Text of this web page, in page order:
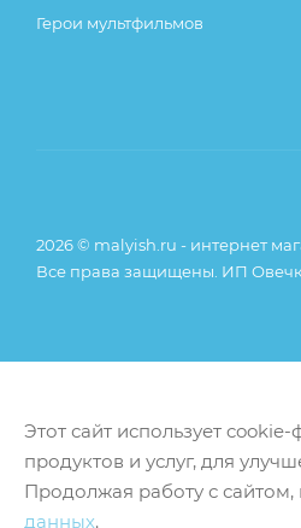
Герои мультфильмов
2026 © malyish.ru - интернет
Все права защищены. ИП
Этот сайт использует
продуктов и услуг, для
Продолжая работу с
данных.